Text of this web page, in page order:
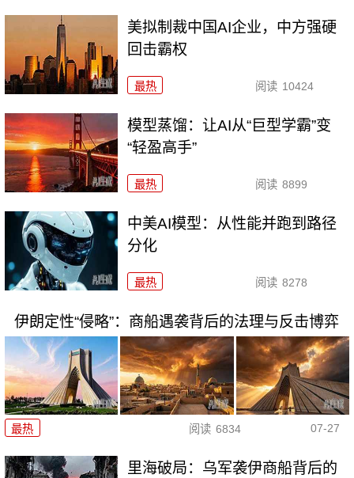
美拟制裁中国AI企业，中方强硬
回击霸权
最热 阅读 10424
模型蒸馏：让AI从“巨型学霸”变
“轻盈高手”
最热 阅读 8899
中美AI模型：从性能并跑到路径
分化
最热 阅读 8278
伊朗定性“侵略”：商船遇袭背后的法理与反击博弈
最热 阅读 6834 07-27
里海破局：乌军袭伊商船背后的